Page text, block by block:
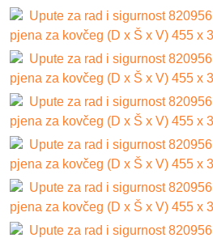
Upute za rad i sigurnost
pjena za kovčeg (D x Š x V) 455 x
Upute za rad i sigurnost
pjena za kovčeg (D x Š x V) 455 x
Upute za rad i sigurnost
pjena za kovčeg (D x Š x V) 455 x
Upute za rad i sigurnost
pjena za kovčeg (D x Š x V) 455 x
Upute za rad i sigurnost
pjena za kovčeg (D x Š x V) 455 x
Upute za rad i sigurnost